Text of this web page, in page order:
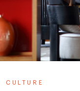
CULTURE